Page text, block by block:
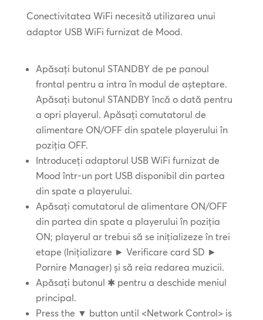
Conectivitatea WiFi necesită utilizarea unui
adaptor USB WiFi furnizat de Mood.
Apăsați butonul STANDBY de pe panoul
frontal pentru a intra în modul de așteptare.
Apăsați butonul STANDBY încă o dată pentru
a opri playerul. Apăsați comutatorul de
alimentare ON/OFF din spatele playerului în
poziția OFF.
Introduceți adaptorul USB WiFi furnizat de
Mood într-un port USB disponibil din partea
din spate a playerului.
Apăsați comutatorul de alimentare ON/OFF
din partea din spate a playerului în poziția
ON; playerul ar trebui să se inițializeze în trei
etape (Inițializare ► Verificare card SD ►
Pornire Manager) și să reia redarea muzicii.
Apăsați butonul ✱ pentru a deschide meniul
principal.
Press the ▼ button until <Network Control> is